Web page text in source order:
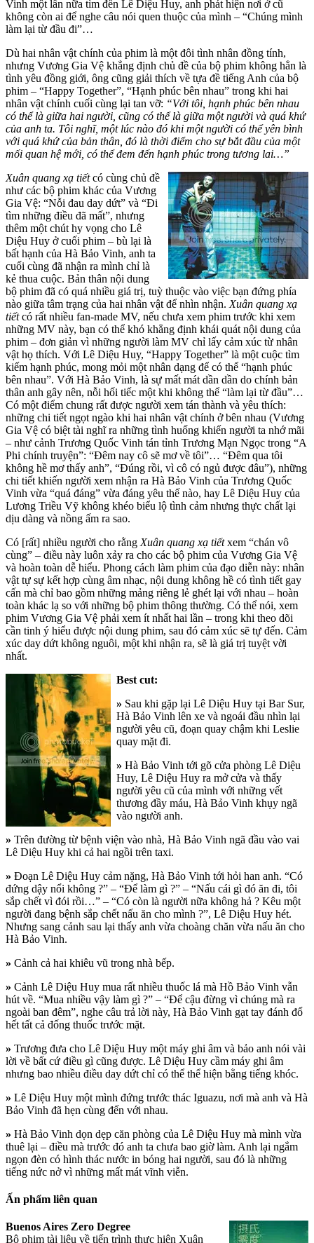
Vinh một lần nữa tìm đến Lê Diệu Huy, anh phát hiện nơi ở cũ
không còn ai để nghe câu nói quen thuộc của mình – “Chúng mình
làm lại từ đầu đi”…
Dù hai nhân vật chính của phim là một đôi tình nhân đồng tính,
nhưng Vương Gia Vệ khẳng định chủ đề của bộ phim không hẳn là
tình yêu đồng giới, ông cũng giải thích về tựa đề tiếng Anh của bộ
phim – “Happy Together”, “Hạnh phúc bên nhau” trong khi hai
nhân vật chính cuối cùng lại tan vỡ: “Với tôi, hạnh phúc bên nhau
có thể là giữa hai người, cũng có thể là giữa một người và quá khứ
của anh ta. Tôi nghĩ, một lúc nào đó khi một người có thể yên bình
với quá khứ của bản thân, đó là thời điểm cho sự bắt đầu của một
mối quan hệ mới, có thể đem đến hạnh phúc trong tương lai…”
Xuân quang xạ tiếtcó cùng chủ đề
như các bộ phim khác của Vương
Gia Vệ: “Nỗi đau day dứt” và “Đi
tìm những điều đã mất”, nhưng
thêm một chút hy vọng cho Lê
Diệu Huy ở cuối phim – bù lại là
bất hạnh của Hà Bảo Vinh, anh ta
cuối cùng đã nhận ra mình chỉ là
kẻ thua cuộc. Bản thân nội dung
bộ phim đã có quá nhiều giá trị, tuỳ thuộc vào việc bạn đứng phía
nào giữa tâm trạng của hai nhân vật để nhìn nhận. Xuân quang xạ
tiếtcó rất nhiều fan-made MV, nếu chưa xem phim trước khi xem
những MV này, bạn có thể khó khẳng định khái quát nội dung của
phim – đơn giản vì những người làm MV chỉ lấy cảm xúc từ nhân
vật họ thích. Với Lê Diệu Huy, “Happy Together” là một cuộc tìm
kiếm hạnh phúc, mong mỏi một nhân dạng để có thể “hạnh phúc
bên nhau”. Với Hà Bảo Vinh, là sự mất mát dần dần do chính bản
thân anh gây nên, nỗi hối tiếc một khi không thể “làm lại từ đầu”…
Có một điểm chung rất được người xem tán thành và yêu thích:
những chi tiết ngọt ngào khi hai nhân vật chính ở bên nhau (Vương
Gia Vệ có biệt tài nghĩ ra những tình huống khiến người ta nhớ mãi
– như cảnh Trương Quốc Vinh tán tỉnh Trương Mạn Ngọc trong “A
Phi chính truyện”: “Đêm nay cô sẽ mơ về tôi”… “Đêm qua tôi
không hề mơ thấy anh”, “Đúng rồi, vì cô có ngủ được đâu”), những
chi tiết khiến người xem nhận ra Hà Bảo Vinh của Trương Quốc
Vinh vừa “quá đáng” vừa đáng yêu thế nào, hay Lê Diệu Huy của
Lương Triều Vỹ không khéo biểu lộ tình cảm nhưng thực chất lại
dịu dàng và nồng ấm ra sao.
Có [rất] nhiều người cho rằng Xuân quang xạ tiếtxem “chán vô
cùng” – điều này luôn xảy ra cho các bộ phim của Vương Gia Vệ
và hoàn toàn dễ hiểu. Phong cách làm phim của đạo diễn này: nhân
vật tự sự kết hợp cùng âm nhạc, nội dung không hề có tình tiết gay
cấn mà chỉ bao gồm những mảng riêng lẻ ghét lại với nhau – hoàn
toàn khác lạ so với những bộ phim thông thường. Có thể nói, xem
phim Vương Gia Vệ phải xem ít nhất hai lần – trong khi theo dõi
cần tinh ý hiểu được nội dung phim, sau đó cảm xúc sẽ tự đến. Cảm
xúc day dứt không nguôi, một khi nhận ra, sẽ là giá trị tuyệt vời
nhất.
Best cut:
» Sau khi gặp lại Lê Diệu Huy tại Bar Sur,
Hà Bảo Vinh lên xe và ngoái đầu nhìn lại
người yêu cũ, đoạn quay chậm khi Leslie
quay mặt đi.
» Hà Bảo Vinh tới gõ cửa phòng Lê Diệu
Huy, Lê Diệu Huy ra mở cửa và thấy
người yêu cũ của mình với những vết
thương đầy máu, Hà Bảo Vinh khụy ngã
vào người anh.
» Trên đường từ bệnh viện vào nhà, Hà Bảo Vinh ngã đầu vào vai
Lê Diệu Huy khi cả hai ngồi trên taxi.
» Đoạn Lê Diệu Huy cảm nặng, Hà Bảo Vinh tới hỏi han anh. “Có
đứng dậy nổi không ?” – “Để làm gì ?” – “Nấu cái gì đó ăn đi, tôi
sắp chết vì đói rồi…” – “Có còn là người nữa không hả ? Kêu một
người đang bệnh sắp chết nấu ăn cho mình ?”, Lê Diệu Huy hét.
Nhưng sang cảnh sau lại thấy anh vừa choàng chăn vừa nấu ăn cho
Hà Bảo Vinh.
» Cảnh cả hai khiêu vũ trong nhà bếp.
» Cảnh Lê Diệu Huy mua rất nhiều thuốc lá mà Hồ Bảo Vinh vẫn
hút về. “Mua nhiều vậy làm gì ?” – “Để cậu đừng vì chúng mà ra
ngoài ban đêm”, nghe câu trả lời này, Hà Bảo Vinh gạt tay đánh đổ
hết tất cả đống thuốc trước mặt.
» Trương đưa cho Lê Diệu Huy một máy ghi âm và bảo anh nói vài
lời về bất cứ điều gì cũng được. Lê Diệu Huy cầm máy ghi âm
nhưng bao nhiều điều day dứt chỉ có thể thể hiện bằng tiếng khóc.
» Lê Diệu Huy một mình đứng trước thác Iguazu, nơi mà anh và Hà
Bảo Vinh đã hẹn cùng đến với nhau.
» Hà Bảo Vinh dọn dẹp căn phòng của Lê Diệu Huy mà mình vừa
thuê lại – điều mà trước đó anh ta chưa bao giờ làm. Anh lại ngắm
ngọn đèn có hình thác nước in bóng hai người, sau đó là những
tiếng nức nở vì những mất mát vĩnh viễn.
Ấn phẩm liên quan
Buenos Aires Zero Degree
Bộ phim tài liệu về tiến trình thực hiện Xuân